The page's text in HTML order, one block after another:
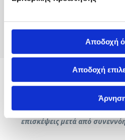
Αποδοχή
Αποδοχή
Ανορεξία, Βουλιμία,
Σεξουαλικές διαταραχές
Παρέχει ασφαλή και
φαρμακοθεραπεία και
επισκέψεις μετά από